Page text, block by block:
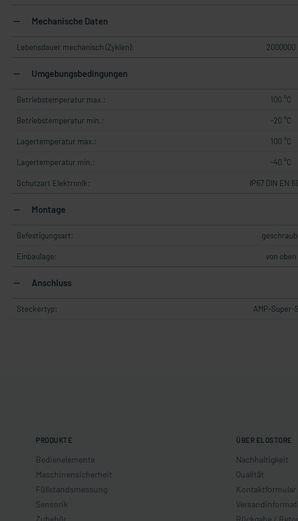
Mechanische Daten
Lebensdauer mechanisch (Zyklen): 2000000
Umgebungsbedingungen
Betriebstemperatur max.: 100 °C
Betriebstemperatur min.: -20 °C
Lagertemperatur max.: 100 °C
Lagertemperatur min.: -40 °C
Schutzart Elektronik: IP67 DIN EN
Montage
Befestigungsart:
Einbaulage: von oben
Anschluss
Steckertyp: AMP-Super-
PRODUKTE
Bedienelemente
Maschinensicherheit
Füllstandsmessung
Sensorik
Zubehör
ÜBER ELOSTORE
Nachhaltigkeit
Qualität
Kontaktformular
Rückgabe /